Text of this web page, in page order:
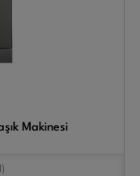
Makinesi